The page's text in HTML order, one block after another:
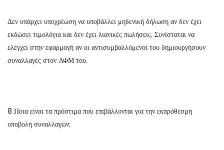
Δεν υπάρχει υποχρέωση να υποβάλλει μηδενική δήλωση αν δεν έχει
εκδώσει τιμολόγια και δεν έχει λιανικές πωλήσεις. Συνίσταται να
ελέγχει στην εφαρμογή αν οι αντισυμβαλλόμενοί του δημιουργήσουν
συναλλαγές στον ΑΦΜ του.
8 Ποια είναι τα πρόστιμα που επιβάλλονται για την εκπρόθεσμη
υποβολή συναλλαγών;